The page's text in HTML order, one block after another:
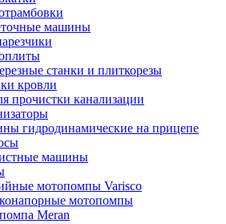
машины
станки и плиткорезы
кровли
прочистки канализации
гидродинамические на прицепе
машины
мотопомпы Varisco
мотопомпы
Meran